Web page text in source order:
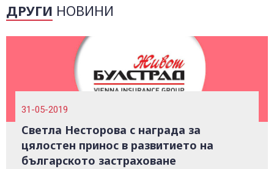
ДРУГИ НОВИНИ
31-05-2019
Светла Несторова с награда за
цялостен принос в развитието на
българското застраховане